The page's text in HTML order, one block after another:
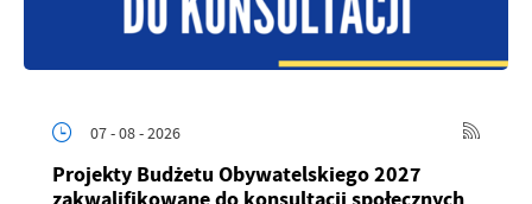
07 - 08 - 2026
Projekty Budżetu Obywatelskiego 2027